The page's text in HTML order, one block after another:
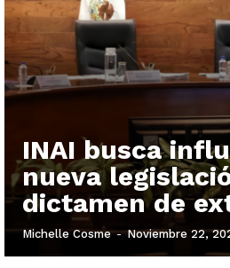
INAI busca
nueva
dictamen de
Michelle Cosme - Noviembre 22,